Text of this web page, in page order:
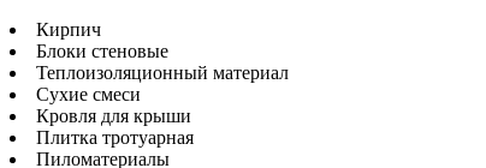
Кирпич
Блоки стеновые
Теплоизоляционный материал
Сухие смеси
Кровля для крыши
Плитка тротуарная
Пиломатериалы